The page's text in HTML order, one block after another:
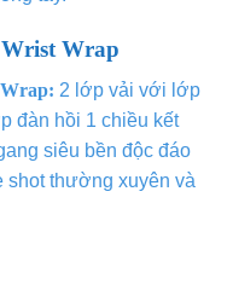
Wrap
2 lớp vải với lớp
đàn hồi 1 chiều kết
siêu bền độc đáo
shot thường xuyên và